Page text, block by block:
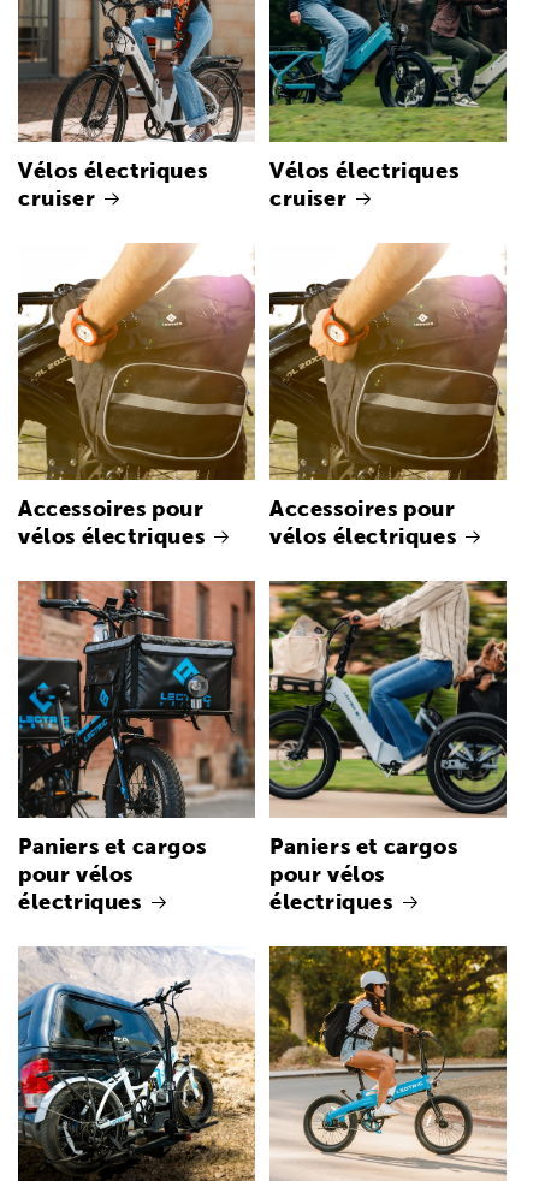
Vélos électriques
cruiser
Vélos électriques
cruiser
Accessoires pour
vélos électriques
Accessoires pour
vélos électriques
Paniers et cargos
pour vélos
électriques
Paniers et cargos
pour vélos
électriques